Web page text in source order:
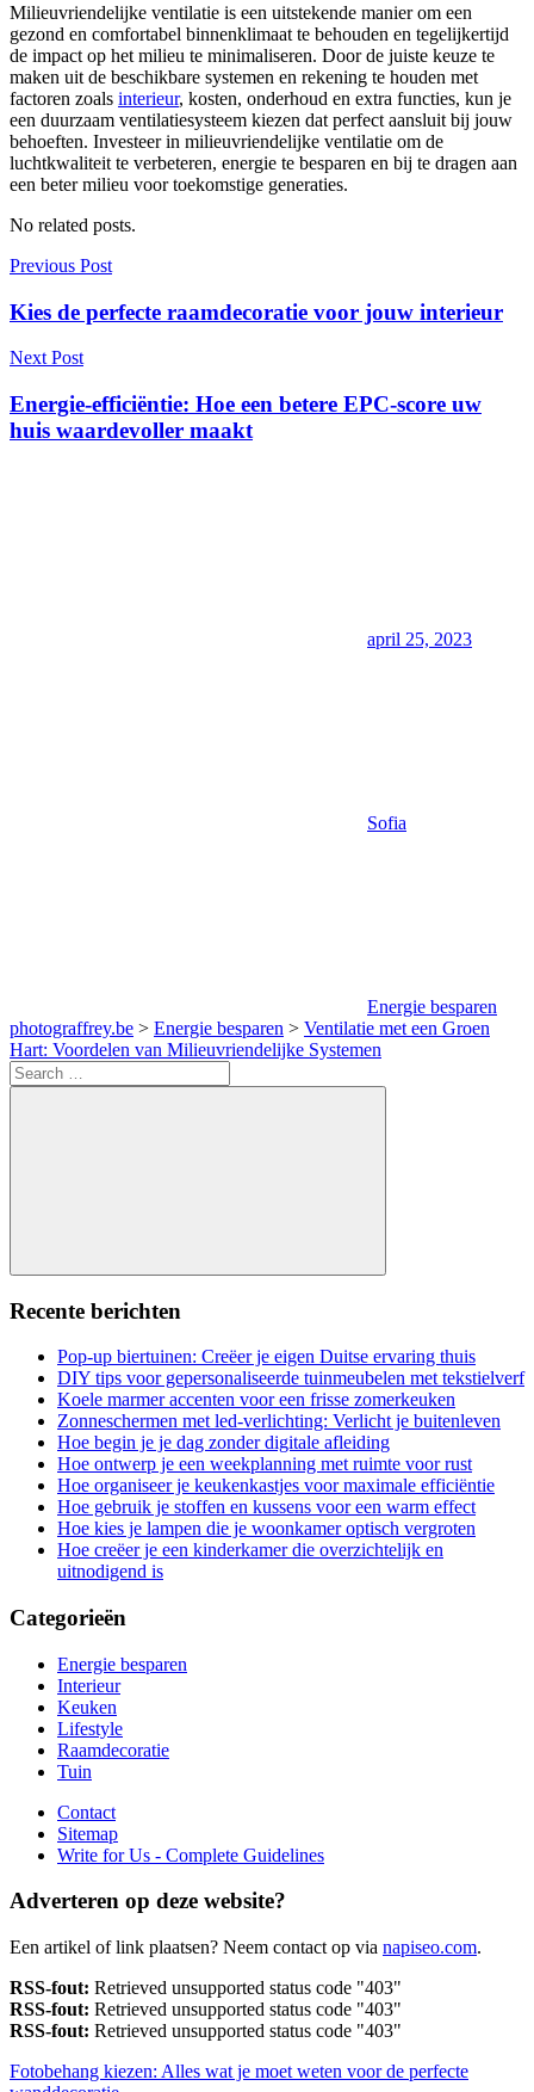
Milieuvriendelijke ventilatie is een uitstekende manier om een
gezond en comfortabel binnenklimaat te behouden en tegelijkertijd
de impact op het milieu te minimaliseren. Door de juiste keuze te
maken uit de beschikbare systemen en rekening te houden met
factoren zoals interieur, kosten, onderhoud en extra functies, kun je
een duurzaam ventilatiesysteem kiezen dat perfect aansluit bij jouw
behoeften. Investeer in milieuvriendelijke ventilatie om de
luchtkwaliteit te verbeteren, energie te besparen en bij te dragen aan
een beter milieu voor toekomstige generaties.
No related posts.
Berichtnavigatie
Previous Post
Kies de perfecte raamdecoratie voor jouw interieur
Next Post
Energie-efficiëntie: Hoe een betere EPC-score uw
huis waardevoller maakt
april 25, 2023
Sofia
Energie besparen
photograffrey.be > Energie besparen > Ventilatie met een Groen
Hart: Voordelen van Milieuvriendelijke Systemen
Search
for:
Search
Recente berichten
Pop-up biertuinen: Creëer je eigen Duitse ervaring thuis
DIY tips voor gepersonaliseerde tuinmeubelen met tekstielverf
Koele marmer accenten voor een frisse zomerkeuken
Zonneschermen met led-verlichting: Verlicht je buitenleven
Hoe begin je je dag zonder digitale afleiding
Hoe ontwerp je een weekplanning met ruimte voor rust
Hoe organiseer je keukenkastjes voor maximale efficiëntie
Hoe gebruik je stoffen en kussens voor een warm effect
Hoe kies je lampen die je woonkamer optisch vergroten
Hoe creëer je een kinderkamer die overzichtelijk en
uitnodigend is
Categorieën
Energie besparen
Interieur
Keuken
Lifestyle
Raamdecoratie
Tuin
Contact
Sitemap
Write for Us - Complete Guidelines
Adverteren op deze website?
Een artikel of link plaatsen? Neem contact op via napiseo.com.
RSS-fout: Retrieved unsupported status code "403"
RSS-fout: Retrieved unsupported status code "403"
RSS-fout: Retrieved unsupported status code "403"
Fotobehang kiezen: Alles wat je moet weten voor de perfecte